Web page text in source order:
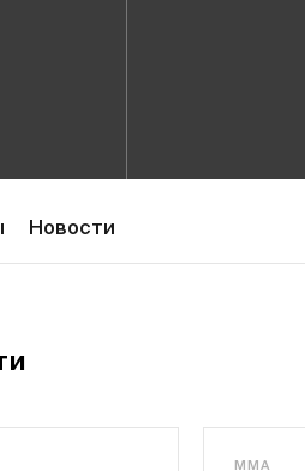
Новости
MMA